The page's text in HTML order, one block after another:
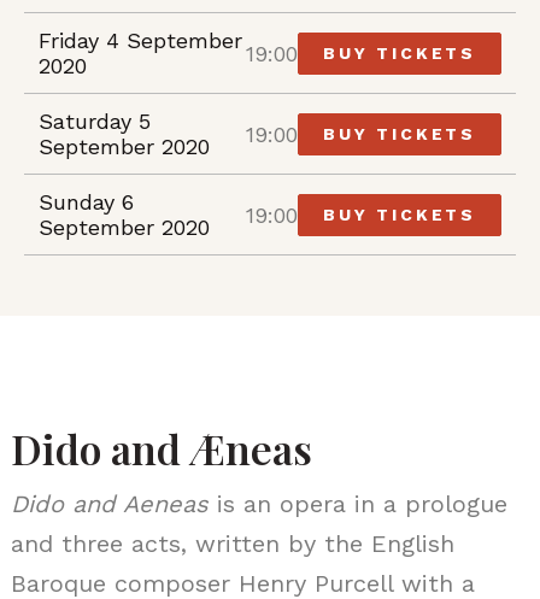
Friday 4 September
2020
19:00 BUY TICKETS
Saturday 5
September 2020
19:00 BUY TICKETS
Sunday 6
September 2020
19:00 BUY TICKETS
Dido and Æneas
Dido and Aeneas is an opera in a prologue
and three acts, written by the English
Baroque composer Henry Purcell with a